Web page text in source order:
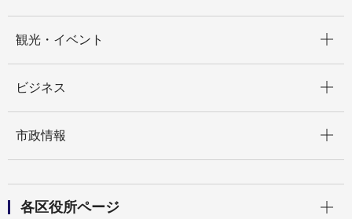
観光・イベント
ビジネス
市政情報
各区役所ページ